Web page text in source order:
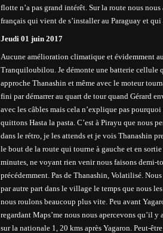
flotte n’a pas grand intérêt. Sur la route nous nous
français qui vient de s’installer au Paraguay et
Jeudi 01 juin 2017
Aucune amélioration climatique et évidemment
Tranquiloubilou. Je démonte une batterie cellule
approche Thanashin et même avec le moteur
fini par démarrer au quart de tour quand Gérard
avec les câbles mais cela n’explique pas
quittons Hasta la pasta. C’est à Pirayu que nous
dans le rétro, je les attends et je vois Thanashin
le bout de la route qui tourne à gauche et en
minutes, ne voyant rien venir nous faisons demi-
précédemment. Pas de Thanashin, Volatilisé.
par autre part dans le village le temps que nous
nous roulons beaucoup plus vite. Peu avant
regardant Maps’me nous nous apercevons qu’il
sur la nationale 1, 20 kms après Yagaron. Peut-